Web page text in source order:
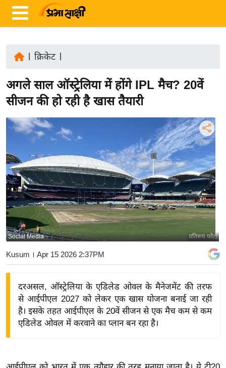
ज़ा
ख
र
ष्ट्री
य
अं
त
र्रा
ष्ट्री
य
बि
ज़
द्यो
ग
क्रिकेट|
अगले साल ऑस्ट्रेलिया में होंगे IPL मैच? 20वें
सीजन की हो रही है खास तैयारी
प्रतिरूप फोटो
Social Media
Kusum । Apr 15 2026 2:37PM
दरअसल, ऑस्ट्रेलिया के एडिलेड ओवल के मैनेजमेंट की तरफ
से आईपीएल 2027 को लेकर एक खास योजना बनाई जा रही
है। इसके तहत आईपीएल के 20वें सीजन से एक मैच कम से कम
एडिलेड ओवल में करवाने का प्लान बन रहा है।